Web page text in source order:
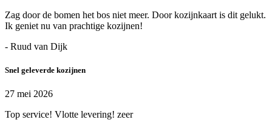
Zag door de bomen het bos niet meer. Door kozijnkaart is dit gelukt.
Ik geniet nu van prachtige kozijnen!
- Ruud van Dijk
Snel geleverde kozijnen
27 mei 2026
Top service! Vlotte levering! zeer